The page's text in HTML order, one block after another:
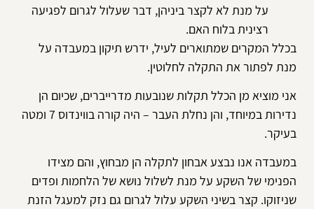
על מנת לא לקצר ביניהן, דבר שעלול לגרום לפגיעה
רצינית בלוח האם.
בכלל המקרים שמתוארים לעיל, ידרש תיקון במעבדה על
מנת לפתור את התקלה לחלוטין.
אני מוציא מן הכלל תקלות שנובעות מדרייברים, שכיום הן
נדירות במיוחד, והן נחלת העבר – היה קורה בווינדוס 7 ומטה
בעיקר.
במעבדה אנו נבצע אבחון לתקלה הן מבחוץ, והם מצידו
הפנימי של השקע על מנת לשלול נושא של הלחמות ופדים
שניזוקו. קצר בשיני השקע עלול לגרום גם נזק למעגל הזנת